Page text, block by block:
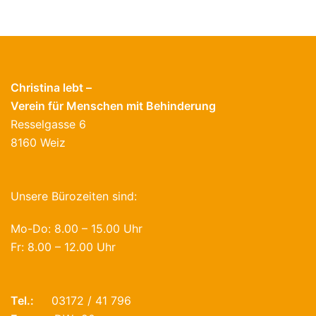
Christina lebt –
Verein für Menschen mit Behinderung
Resselgasse 6
8160 Weiz
Unsere Bürozeiten sind:
Mo-Do: 8.00 – 15.00 Uhr
Fr: 8.00 – 12.00 Uhr
Tel.: 03172 / 41 796